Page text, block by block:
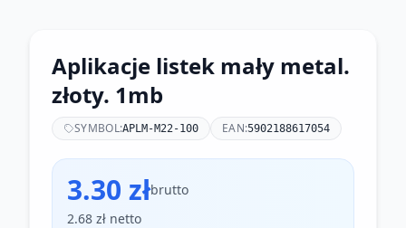
Aplikacje listek mały metal.
złoty. 1mb
SYMBOL:APLM-M22-100 EAN:5902188617054
3.30 złbrutto
2.68 zł netto